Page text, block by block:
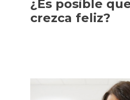
¿Es posible
crezca feliz?